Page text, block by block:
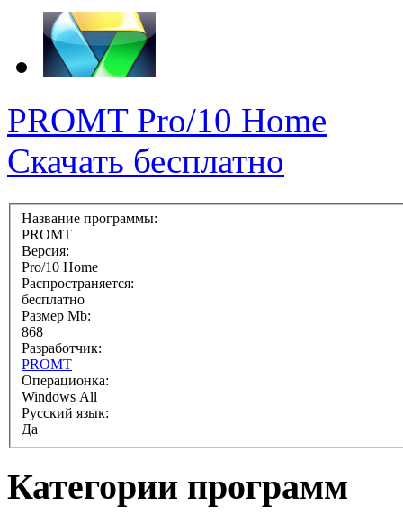
PROMT Pro/10 Home
Скачать бесплатно
Название программы:
PROMT
Версия:
Pro/10 Home
Распространяется:
бесплатно
Размер Mb:
868
Разработчик:
PROMT
Операционка:
Windows All
Русский язык:
Да
Категории программ